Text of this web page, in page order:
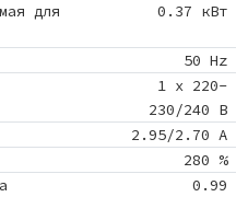
для
0.37 кВт
50 Hz
1 x 220-
230/240 В
2.95/2.70 A
280 %
0.99